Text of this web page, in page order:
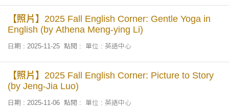
【照片】2025 Fall English Corner: Gentle Yoga in
English (by Athena Meng-ying Li)
日期 : 2025-11-25 點閱 : 單位 : 英語中心
【照片】2025 Fall English Corner: Picture to Story
(by Jeng-Jia Luo)
日期 : 2025-11-06 點閱 : 單位 : 英語中心